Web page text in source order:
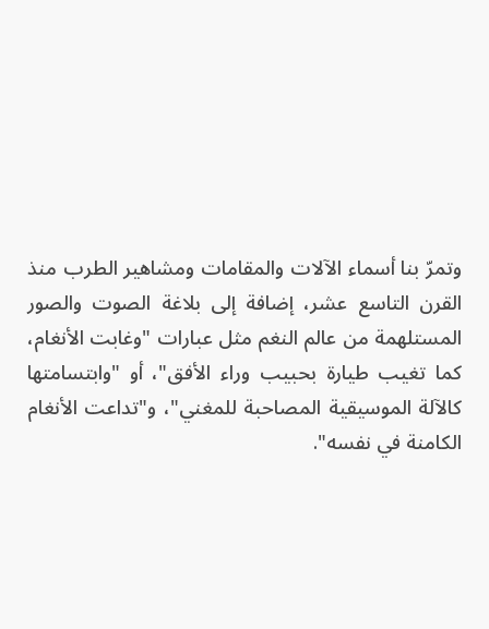
وتمرّ بنا أسماء الآلات والمقامات ومشاهير الطرب منذ
القرن التاسع عشر، إضافة إلى بلاغة الصوت والصور
المستلهمة من عالم النغم مثل عبارات "وغابت الأنغام،
كما تغيب طيارة بحبيب وراء الأفق"، أو "وابتسامتها
كالآلة الموسيقية المصاحبة للمغني"، و"تداعت الأنغام
الكامنة في نفسه".